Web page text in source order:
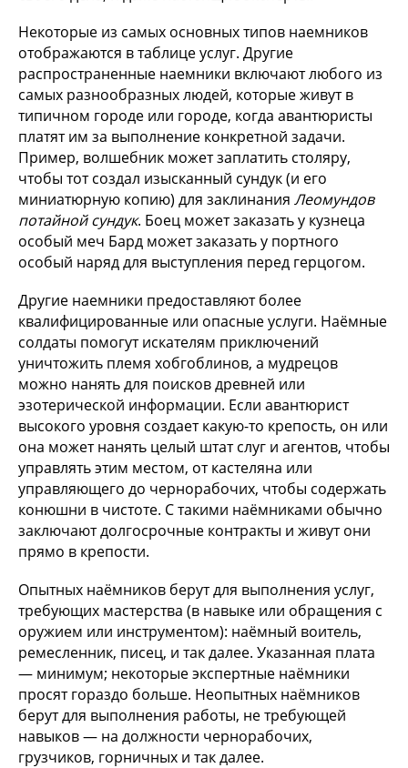
Некоторые из самых основных типов наемников
отображаются в таблице услуг. Другие
распространенные наемники включают любого из
самых разнообразных людей, которые живут в
типичном городе или городе, когда авантюристы
платят им за выполнение конкретной задачи.
Пример, волшебник может заплатить столяру,
чтобы тот создал изысканный сундук (и его
миниатюрную копию) для заклинания Леомундов
потайной сундук. Боец может заказать у кузнеца
особый меч Бард может заказать у портного
особый наряд для выступления перед герцогом.
Другие наемники предоставляют более
квалифицированные или опасные услуги. Наёмные
солдаты помогут искателям приключений
уничтожить племя хобгоблинов, а мудрецов
можно нанять для поисков древней или
эзотерической информации. Если авантюрист
высокого уровня создает какую-то крепость, он или
она может нанять целый штат слуг и агентов, чтобы
управлять этим местом, от кастеляна или
управляющего до чернорабочих, чтобы содержать
конюшни в чистоте. С такими наёмниками обычно
заключают долгосрочные контракты и живут они
прямо в крепости.
Опытных наёмников берут для выполнения услуг,
требующих мастерства (в навыке или обращения с
оружием или инструментом): наёмный воитель,
ремесленник, писец, и так далее. Указанная плата
— минимум; некоторые экспертные наёмники
просят гораздо больше. Неопытных наёмников
берут для выполнения работы, не требующей
навыков — на должности чернорабочих,
грузчиков, горничных и так далее.